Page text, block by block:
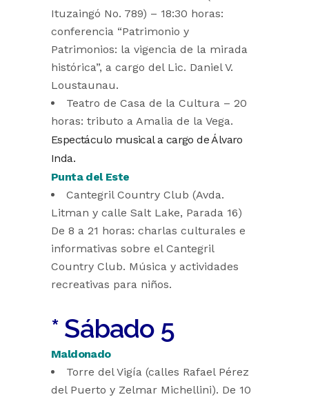
Ituzaingó No. 789) – 18:30 horas:
conferencia “Patrimonio y
Patrimonios: la vigencia de la mirada
histórica”, a cargo del Lic. Daniel V.
Loustaunau.
Teatro de Casa de la Cultura – 20
horas: tributo a Amalia de la Vega.
Espectáculo musical a cargo de Álvaro
Inda.
Punta del Este
Cantegril Country Club (Avda.
Litman y calle Salt Lake, Parada 16)
De 8 a 21 horas: charlas culturales e
informativas sobre el Cantegril
Country Club. Música y actividades
recreativas para niños.
* Sábado 5
Maldonado
Torre del Vigía (calles Rafael Pérez
del Puerto y Zelmar Michellini). De 10